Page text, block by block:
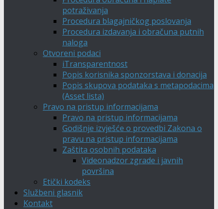
potraživanja
Procedura blagajničkog poslovanja
Procedura izdavanja i obračuna putnih
naloga
Otvoreni podaci
iTransparentnost
Popis korisnika sponzorstava i donacija
Popis skupova podataka s metapodacima
(Asset lista)
Pravo na pristup informacijama
Pravo na pristup informacijama
Godišnje izvješće o provedbi Zakona o
pravu na pristup informacijama
Zaštita osobnih podataka
Videonadzor zgrade i javnih
površina
Etički kodeks
Službeni glasnik
Kontakt